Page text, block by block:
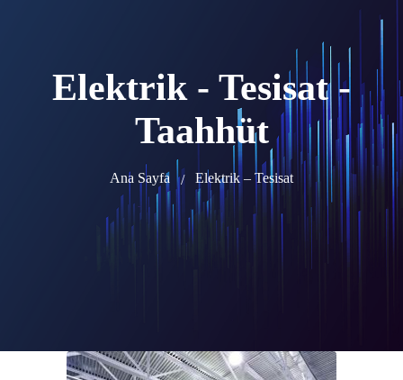
Elektrik - Tesisat -
Taahhüt
Ana Sayfa Elektrik – Tesisat